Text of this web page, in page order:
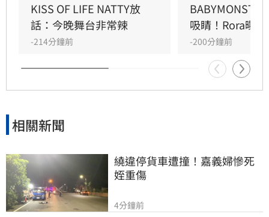
生，團員更一同合影留下溫馨紀念。ATEEZ承諾
將帶來精彩舞台，感謝粉絲一路以來的支持，讓
現場氣氛嗨翻天。這場結合生日慶祝與精彩演出
的活動，不僅展現ATEEZ的超高人氣，也成為粉
絲心中難忘的夏日回憶，後續演出備受各界高度
關注與期待。
KISS OF LIFE NATTY放
話：今晚舞台非常辣
-214分鐘前
吸睛！Rora曝
-200分鐘前
相關新聞
繞違停貨車遭撞！嘉義婦慘死
姪重傷
4分鐘前